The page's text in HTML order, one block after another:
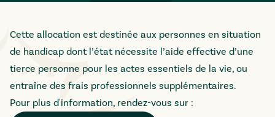
Cette allocation est destinée aux personnes en situation
de handicap dont l’état nécessite l’aide effective d’une
tierce personne pour les actes essentiels de la vie, ou
entraîne des frais professionnels supplémentaires.
Pour plus d'information, rendez-vous sur :